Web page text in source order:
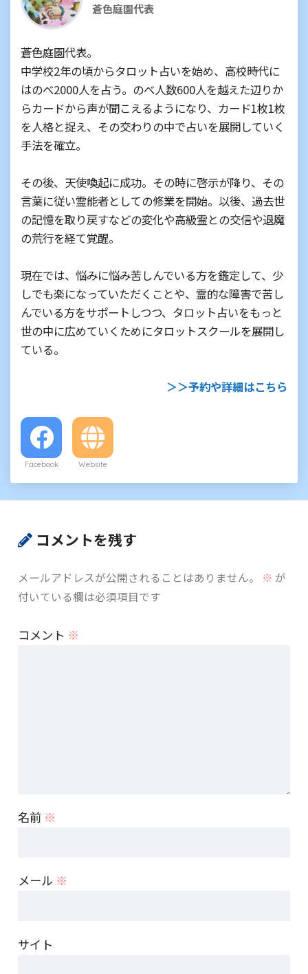
蒼色庭園代表
蒼色庭園代表。
中学校2年の頃からタロット占いを始め、高校時代に
はのべ2000人を占う。のべ人数600人を越えた辺りか
らカードから声が聞こえるようになり、カード1枚1枚
を人格と捉え、その交わりの中で占いを展開していく
手法を確立。
その後、天使喚起に成功。その時に啓示が降り、その
言葉に従い霊能者としての修業を開始。以後、過去世
の記憶を取り戻すなどの変化や高級霊との交信や退魔
の荒行を経て覚醒。
現在では、悩みに悩み苦しんでいる方を鑑定して、少
しでも楽になっていただくことや、霊的な障害で苦し
んでいる方をサポートしつつ、タロット占いをもっと
世の中に広めていくためにタロットスクールを展開し
ている。
＞＞予約や詳細はこちら
Facebook Website
コメントを残す
メールアドレスが公開されることはありません。 ※ が
付いている欄は必須項目です
コメント ※
名前 ※
メール ※
サイト